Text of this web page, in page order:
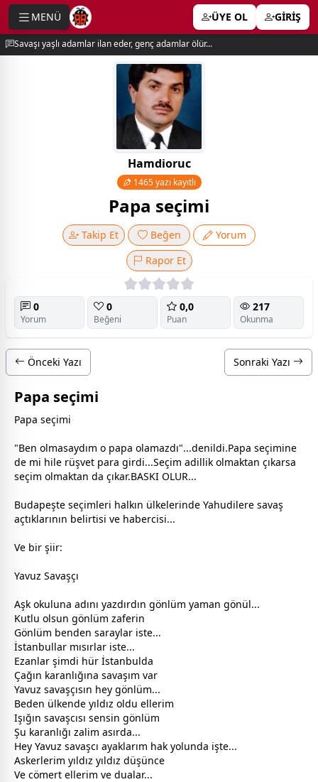
MENÜ ÜYE OL GİRİŞ
Savaşı yaşlı adamlar ilan eder, genç adamlar ölür...
Hamdioruc
1465 yazı kayıtlı
Papa seçimi
Takip Et Beğen
Yorum
Rapor Et
0
Yorum
0
Beğeni
0,0
Puan
217
Okunma
Önceki Yazı Sonraki Yazı
Papa seçimi
Papa seçimi
"Ben olmasaydım o papa olamazdı"...denildi.Papa seçimine
de mi hile rüşvet para girdi...Seçim adillik olmaktan çıkarsa
seçim olmaktan da çıkar.BASKI OLUR...
Budapeşte seçimleri halkın ülkelerinde Yahudilere savaş
açtıklarının belirtisi ve habercisi...
Ve bir şiir:
Yavuz Savaşçı
Aşk okuluna adını yazdırdın gönlüm yaman gönül...
Kutlu olsun gönlüm zaferin
Gönlüm benden saraylar iste...
İstanbullar mısırlar iste...
Ezanlar şimdi hür İstanbulda
Çağın karanlığına savaşım var
Yavuz savaşçısın hey gönlüm...
Beden ülkende yıldız oldu ellerim
Işığın savaşcısı sensin gönlüm
Şu karanlığı zalim asırda...
Hey Yavuz savaşcı ayaklarım hak yolunda işte...
Askerlerim yıldız yıldız düşünce
Ve cömert ellerim ve dualar...
menu